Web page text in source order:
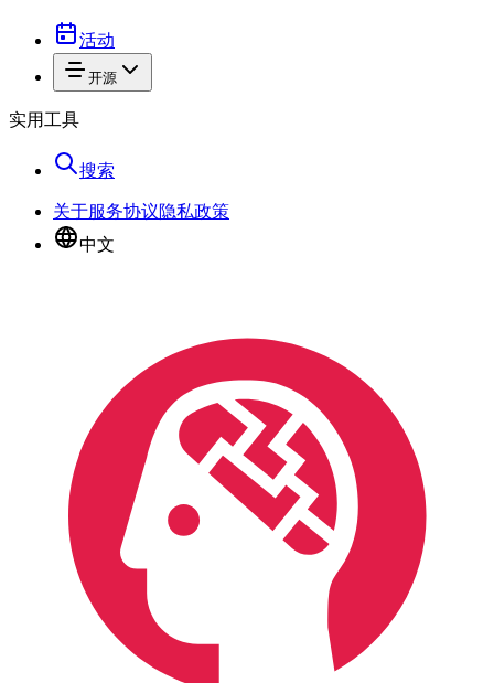
活动
开源
实用工具
搜索
关于服务协议隐私政策
中文